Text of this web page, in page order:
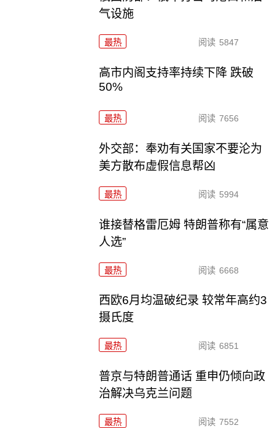
气设施
最热 阅读 5847
高市内阁支持率持续下降 跌破
50%
最热 阅读 7656
外交部：奉劝有关国家不要沦为
美方散布虚假信息帮凶
最热 阅读 5994
谁接替格雷厄姆 特朗普称有“属意
人选”
最热 阅读 6668
西欧6月均温破纪录 较常年高约3
摄氏度
最热 阅读 6851
普京与特朗普通话 重申仍倾向政
治解决乌克兰问题
最热 阅读 7552